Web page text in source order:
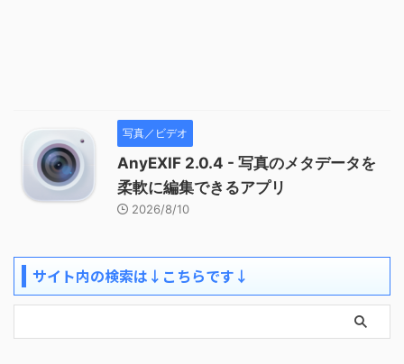
写真／ビデオ
AnyEXIF 2.0.4 - 写真のメタデータを
柔軟に編集できるアプリ
2026/8/10
サイト内の検索は↓こちらです↓